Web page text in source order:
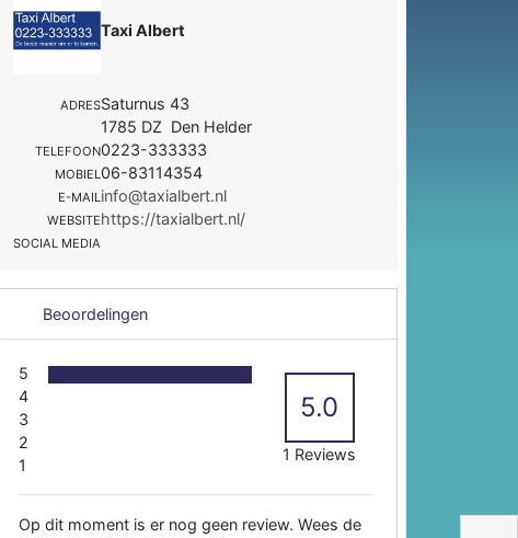
Taxi Albert
ADRESSaturnus 43
1785 DZ Den Helder
TELEFOON0223-333333
MOBIEL06-83114354
E-MAILinfo@taxialbert.nl
WEBSITEhttps://taxialbert.nl/
SOCIAL MEDIA
Beoordelingen
5
4
3
2
1
5.0
1 Reviews
Op dit moment is er nog geen review. Wees de